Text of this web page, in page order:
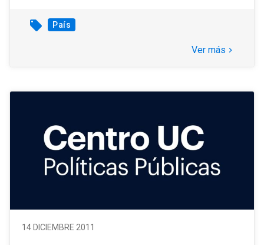
local_offer País
Ver más keyboard_arrow_right
14 DICIEMBRE 2011